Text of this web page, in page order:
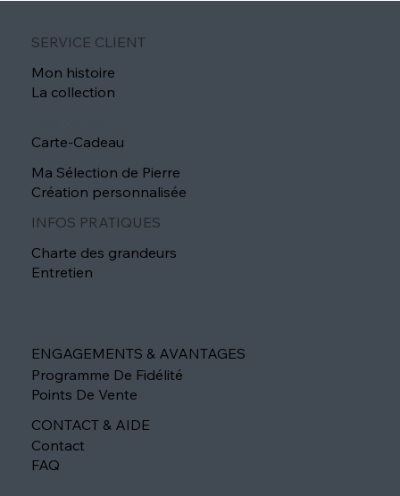
SERVICE CLIENT
Mon histoire
La collection
Carte-Cadeau
Ma Sélection de Pierre
Création personnalisée
INFOS PRATIQUES
Charte des grandeurs
Entretien
ENGAGEMENTS & AVANTAGES
Programme De Fidélité
Points De Vente
CONTACT & AIDE
Contact
FAQ